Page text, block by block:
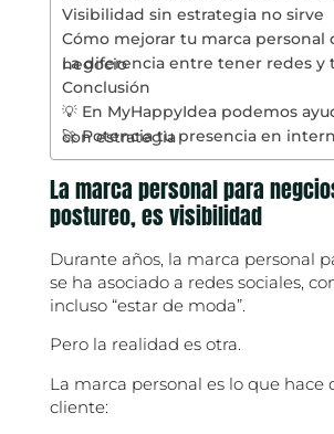
Visibilidad sin estrategia no sirve
Cómo mejorar tu marca personal
La diferencia entre tener redes y tener negocio
Conclusión
💡 En MyHappyIdea podemos
🚀 Potencia tu presencia en internet con estrategia
La marca personal para
postureo, es visibilidad
Durante años, la marca personal
se ha asociado a redes sociales,
incluso “estar de moda”.
Pero la realidad es otra.
La marca personal es lo que hace
cliente: